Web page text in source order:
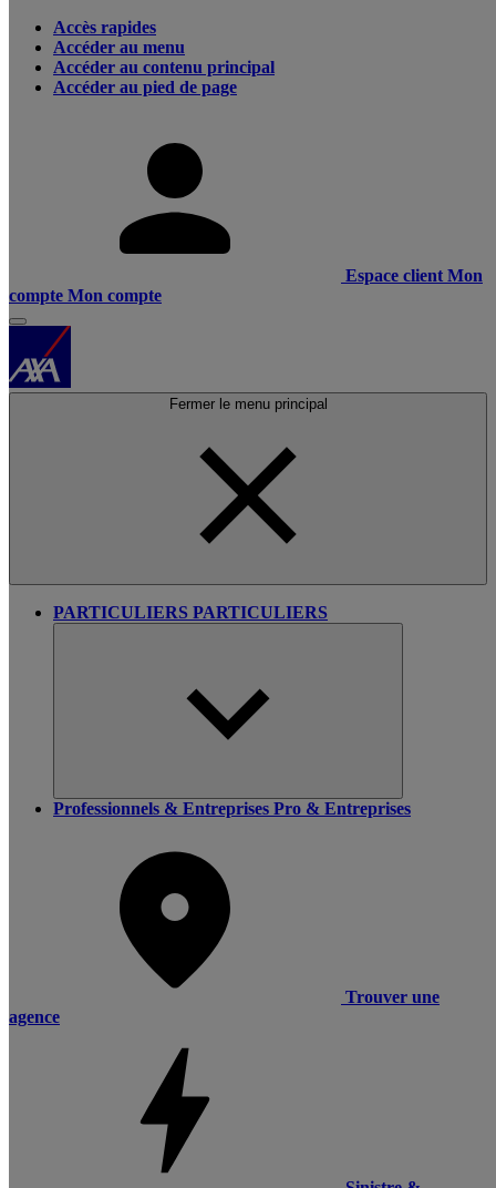
Accès rapides
Accéder au menu
Accéder au contenu principal
Accéder au pied de page
Espace client Mon
compte Mon compte
Fermer le menu principal
PARTICULIERS PARTICULIERS
Professionnels & Entreprises Pro & Entreprises
Trouver une
agence